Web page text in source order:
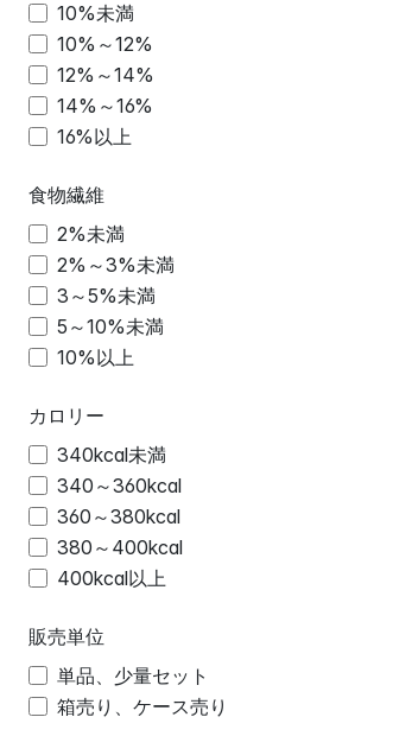
10%未満
10%～12%
12%～14%
14%～16%
16%以上
食物繊維
2%未満
2%～3%未満
3～5%未満
5～10%未満
10%以上
カロリー
340kcal未満
340～360kcal
360～380kcal
380～400kcal
400kcal以上
販売単位
単品、少量セット
箱売り、ケース売り